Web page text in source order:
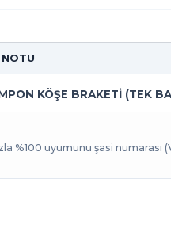
KÖŞE BRAKETİ (TEK
%100 uyumunu şasi